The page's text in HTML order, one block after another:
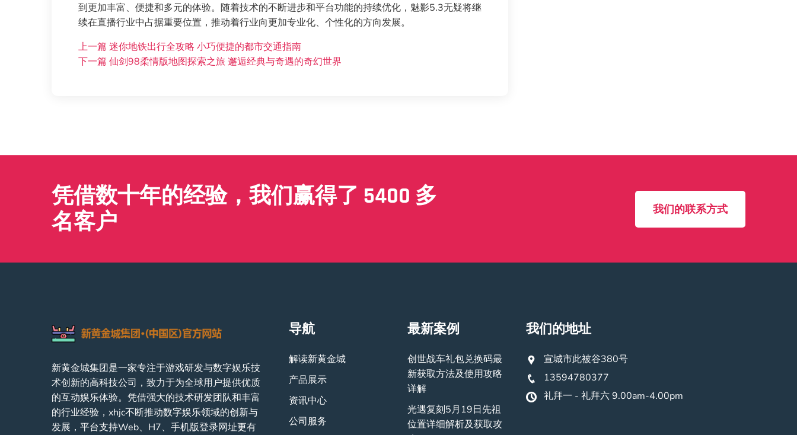
到更加丰富、便捷和多元的体验。随着技术的不断进步和平台功能的持续优化，魅影5.3无疑将继
续在直播行业中占据重要位置，推动着行业向更加专业化、个性化的方向发展。
上一篇 迷你地铁出行全攻略 小巧便捷的都市交通指南
下一篇 仙剑98柔情版地图探索之旅 邂逅经典与奇遇的奇幻世界
凭借数十年的经验，我们赢得了 5400 多
名客户
我们的联系方式
新黄金城集团是一家专注于游戏研发与数字娱乐技
术创新的高科技公司，致力于为全球用户提供优质
的互动娱乐体验。凭借强大的技术研发团队和丰富
的行业经验，xhjc不断推动数字娱乐领域的创新与
发展，平台支持Web、H7、手机版登录网址更有
导航
解读新黄金城
产品展示
资讯中心
公司服务
最新案例
创世战车礼包兑换码最
新获取方法及使用攻略
详解
光遇复刻5月19日先祖
位置详细解析及获取攻
我们的地址
宣城市此被谷380号
13594780377
礼拜一 - 礼拜六 9.00am-4.00pm